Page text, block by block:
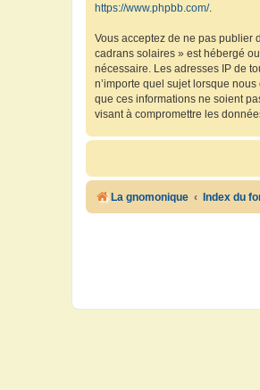
https://www.phpbb.com/.
Vous acceptez de ne pas publier
cadrans solaires » est hébergé
nécessaire. Les adresses IP de
n’importe quel sujet lorsque
que ces informations ne soient
visant à compromettre les
La gnomonique Index du